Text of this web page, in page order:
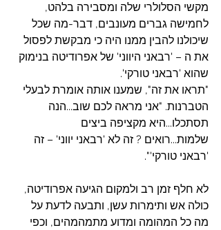
מקשי הסלולרי שלה ומסבירה בלהט,
לחמישה גברים מעונבים, דבר-מה שכל
שיכולנו להבין ממנו היה כי מבקשת לפסול
את ה – 'רבאני היווני' של אפרודיטה בנימוק
שהוא 'רבאני טורקי'.
"תראו את זה", שמענו אותה אומרת לבעלי
הטברנות. "אני מראה לכם שוב...הנה
תסתכלו...היא מקציפה ביצים
שלמות...רואים ? זה לא 'רבאני יווני' – זה
'רבאני טורקי'".
לא חלף זמן רב ולמקום הגיעה אפרודיטה,
כולה אש ותימרות עשן, ותבעה לדעת על
מה כל המהומה ומדוע מתמהמהים, וכפי